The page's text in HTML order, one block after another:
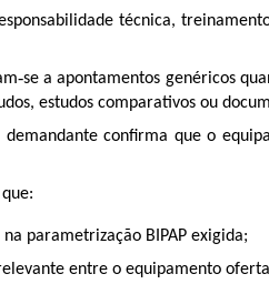
técnica,
a apontamentos genéricos
estudos comparativos ou
confirma que o
parametrização BIPAP exigida;
entre o equipamento